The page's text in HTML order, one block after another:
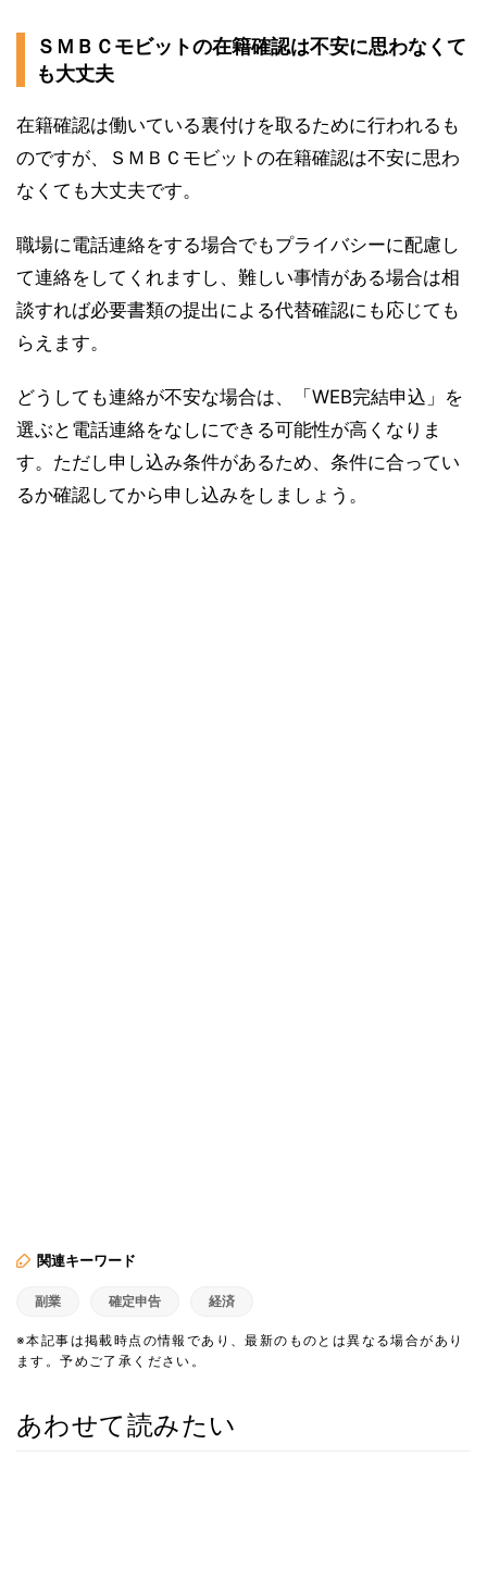
ＳＭＢＣモビットの在籍確認は不安に思わなくて
も大丈夫
在籍確認は働いている裏付けを取るために行われるも
のですが、ＳＭＢＣモビットの在籍確認は不安に思わ
なくても大丈夫です。
職場に電話連絡をする場合でもプライバシーに配慮し
て連絡をしてくれますし、難しい事情がある場合は相
談すれば必要書類の提出による代替確認にも応じても
らえます。
どうしても連絡が不安な場合は、「WEB完結申込」を
選ぶと電話連絡をなしにできる可能性が高くなりま
す。ただし申し込み条件があるため、条件に合ってい
るか確認してから申し込みをしましょう。
関連キーワード
副業 確定申告 経済
※本記事は掲載時点の情報であり、最新のものとは異なる場合があり
ます。予めご了承ください。
あわせて読みたい